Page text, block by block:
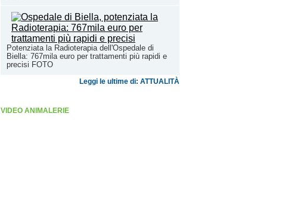
Potenziata la Radioterapia dell'Ospedale di
Biella: 767mila euro per trattamenti più rapidi e
precisi FOTO
Leggi le ultime di: ATTUALITÀ
VIDEO ANIMALERIE